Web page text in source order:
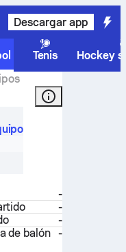
Descargar app
Tenis
Hockey
-
-
-
de balón -